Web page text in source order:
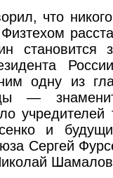
что
становится
одну из
—
и
Сергей